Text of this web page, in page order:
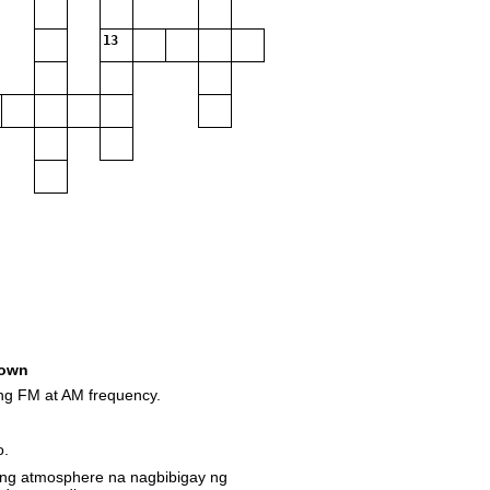
13
FM at AM frequency.
atmosphere na nagbibigay ng